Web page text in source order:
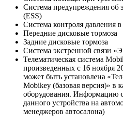
Система предупреждения об
(ESS)
Система контроля давления
Передние дисковые тормоза
Задние дисковые тормоза
Система экстренной связи
Телематическая система
произведенных с 16 ноября
может быть установлена
Mobikey (базовая версия)» в
оборудования. Информацию
данного устройства на
менеджеров автосалона)